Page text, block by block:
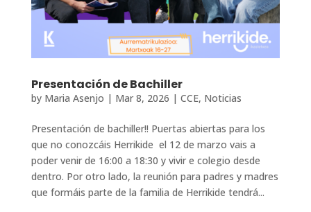
Presentación de Bachiller
by Maria Asenjo | Mar 8, 2026 | CCE, Noticias
Presentación de bachiller!! Puertas abiertas para los
que no conozcáis Herrikide el 12 de marzo vais a
poder venir de 16:00 a 18:30 y vivir e colegio desde
dentro. Por otro lado, la reunión para padres y madres
que formáis parte de la familia de Herrikide tendrá...